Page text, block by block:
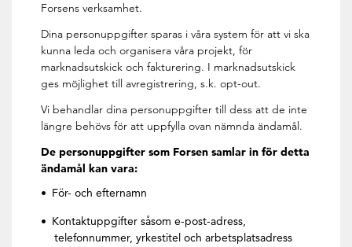
Forsens verksamhet.
Dina personuppgifter sparas i våra system för att vi ska
kunna leda och organisera våra projekt, för
marknadsutskick och fakturering. I marknadsutskick
ges möjlighet till avregistrering, s.k. opt-out.
Vi behandlar dina personuppgifter till dess att de inte
längre behövs för att uppfylla ovan nämnda ändamål.
De personuppgifter som Forsen samlar in för detta
ändamål kan vara:
För- och efternamn
Kontaktuppgifter såsom e-post-adress,
telefonnummer, yrkestitel och arbetsplatsadress